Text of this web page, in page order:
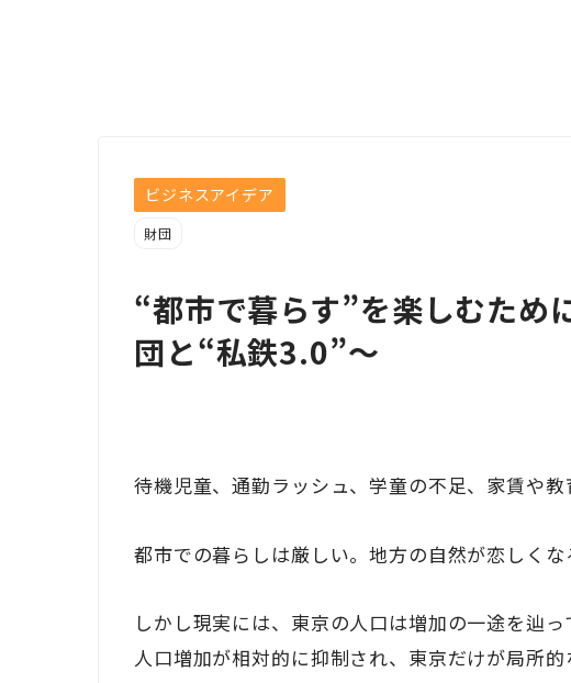
ビジネスアイデア
財団
“都市で暮らす”を楽しむため
団と“私鉄3.0”～
待機児童、通勤ラッシュ、学童の不足、家賃や教
都市での暮らしは厳しい。地方の自然が恋しくな
しかし現実には、東京の人口は増加の一途を辿
人口増加が相対的に抑制され、東京だけが局所的